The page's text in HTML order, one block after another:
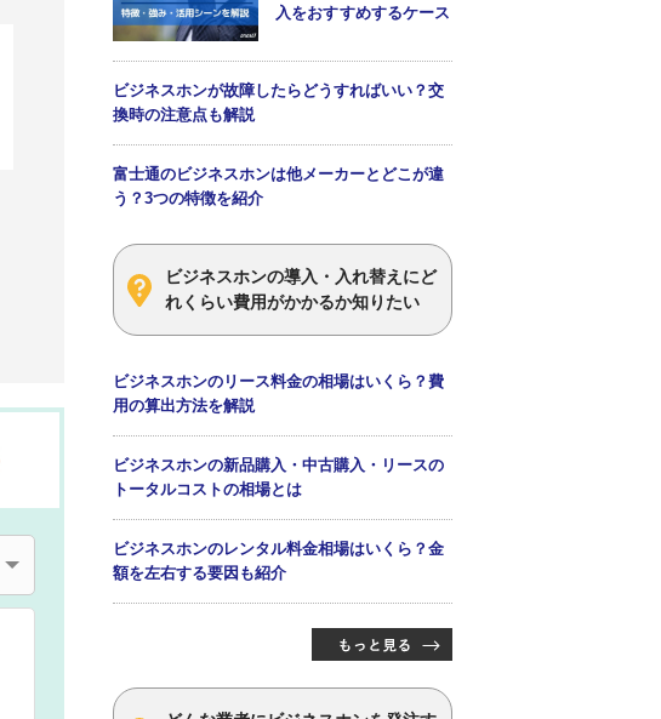
入をおすすめするケース
ビジネスホンが故障したらどうすればいい？交
換時の注意点も解説
富士通のビジネスホンは他メーカーとどこが違
う？3つの特徴を紹介
ビジネスホンの導入・入れ替えにど
れくらい費用がかかるか知りたい
ビジネスホンのリース料金の相場はいくら？費
用の算出方法を解説
ビジネスホンの新品購入・中古購入・リースの
トータルコストの相場とは
ビジネスホンのレンタル料金相場はいくら？金
額を左右する要因も紹介